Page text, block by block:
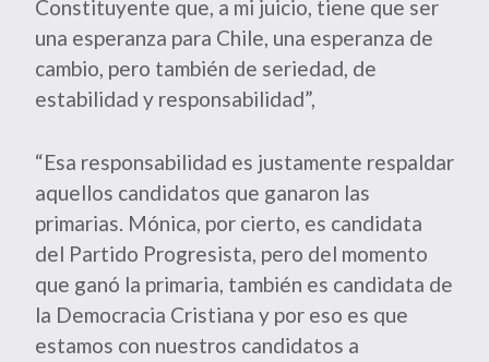
Constituyente que, a mi juicio, tiene que ser
una esperanza para Chile, una esperanza de
cambio, pero también de seriedad, de
estabilidad y responsabilidad”,
“Esa responsabilidad es justamente respaldar
aquellos candidatos que ganaron las
primarias. Mónica, por cierto, es candidata
del Partido Progresista, pero del momento
que ganó la primaria, también es candidata de
la Democracia Cristiana y por eso es que
estamos con nuestros candidatos a